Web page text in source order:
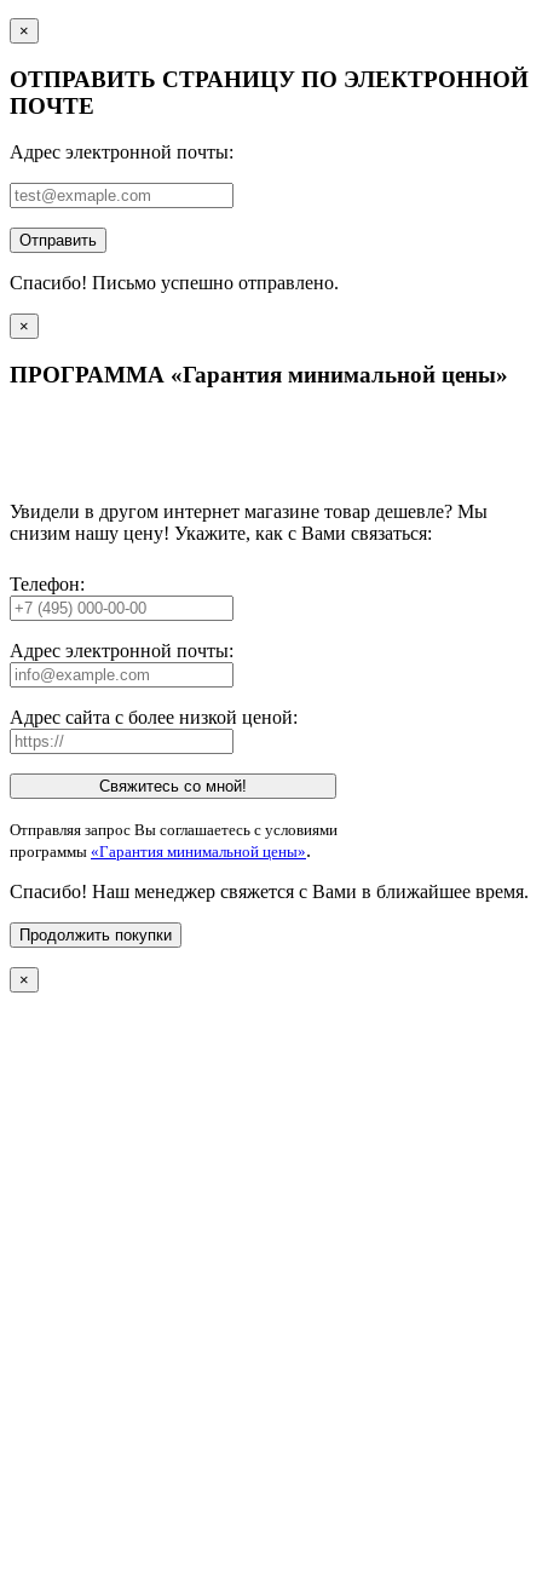
×
ОТПРАВИТЬ СТРАНИЦУ ПО ЭЛЕКТРОННОЙ
ПОЧТЕ
Адрес электронной почты:
Отправить
Спасибо! Письмо успешно отправлено.
×
ПРОГРАММА «Гарантия минимальной цены»
Увидели в другом интернет магазине товар дешевле? Мы
снизим нашу цену! Укажите, как с Вами связаться:
Телефон:
Адрес электронной почты:
Адрес сайта с более низкой ценой:
Свяжитесь со мной!
Отправляя запрос Вы соглашаетесь с условиями
программы «Гарантия минимальной цены».
Спасибо! Наш менеджер свяжется с Вами в ближайшее время.
Продолжить покупки
×